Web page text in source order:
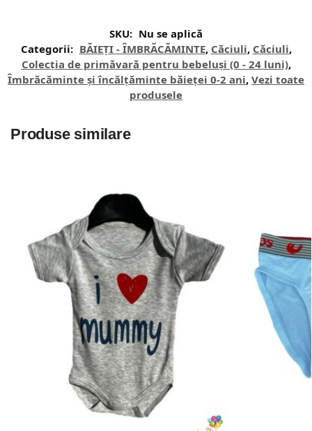
SKU: Nu se aplică
Categorii: BĂIEȚI - ÎMBRĂCĂMINTE, Căciuli, Căciuli,
Colecția de primăvară pentru bebeluși (0 - 24 luni),
Îmbrăcăminte și încălțăminte băieței 0-2 ani, Vezi toate
produsele
Produse similare